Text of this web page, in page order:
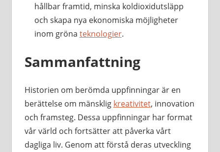
hållbar framtid, minska koldioxidutsläpp
och skapa nya ekonomiska möjligheter
inom gröna teknologier.
Sammanfattning
Historien om berömda uppfinningar är en
berättelse om mänsklig kreativitet, innovation
och framsteg. Dessa uppfinningar har format
vår värld och fortsätter att påverka vårt
dagliga liv. Genom att förstå deras utveckling